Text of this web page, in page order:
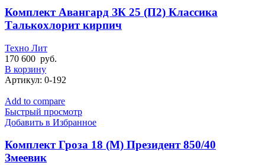
Комплект Авангард ЗК 25 (П2) Классика
Талькохлорит кирпич
Техно Лит
170 600 руб.
В корзину
Артикул: 0-192
Add to compare
Быстрый просмотр
Добавить в Избранное
Комплект Гроза 18 (М) Президент 850/40
Змеевик